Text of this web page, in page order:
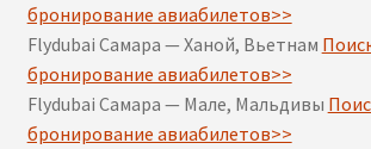
бронирование авиабилетов>>
Flydubai Самара — Ханой, Вьетнам
бронирование авиабилетов>>
Flydubai Самара — Мале, Мальдивы
бронирование авиабилетов>>